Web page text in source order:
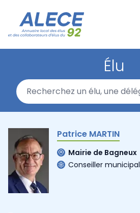
Élu
Patrice MARTIN
Mairie de Bagneux
Conseiller municipal